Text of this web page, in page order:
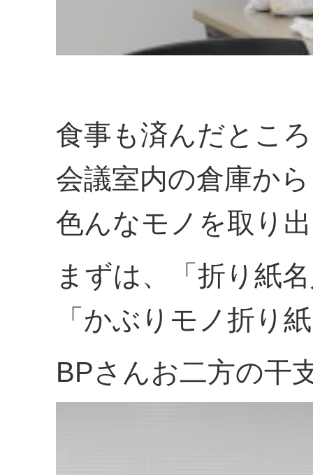
食事も済んだとこ
会議室内の倉庫か
色んなモノを取り
まずは、「折り紙
「かぶりモノ折り
BPさんお二方の干